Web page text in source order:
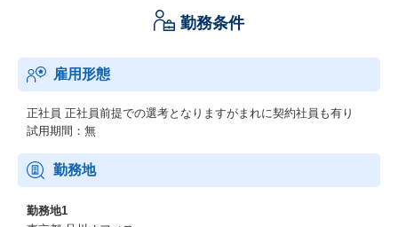
勤務条件
雇用形態
正社員 正社員前提での選考となりますがまれに契約社員も有り
試用期間：無
勤務地
勤務地1